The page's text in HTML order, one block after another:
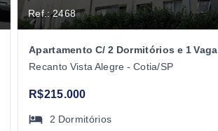
Ref.: 2468
Apartamento C/ 2 Dormitórios e 1 Vaga
Recanto Vista Alegre - Cotia/SP
R$215.000
2 Dormitórios